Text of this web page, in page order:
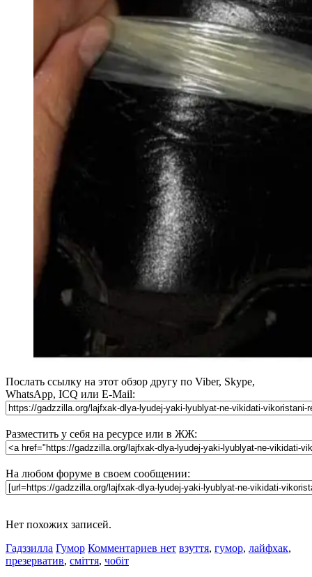
Послать ссылку на этот обзор другу по Viber, Skype,
WhatsApp, ICQ или E-Mail:
Разместить у себя на ресурсе или в ЖЖ:
На любом форуме в своем сообщении:
Нет похожих записей.
Гадззилла Гумор Комментариев нет взуття, гумор, лайфхак,
презерватив, сміття, чобіт